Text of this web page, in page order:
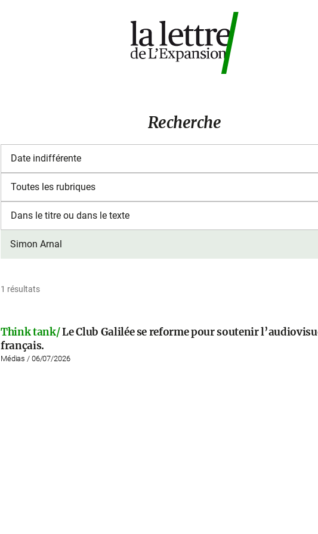
Recherche
1 résultats
Think tank/Le Club Galilée se reforme pour soutenir
français.
Médias / 06/07/2026